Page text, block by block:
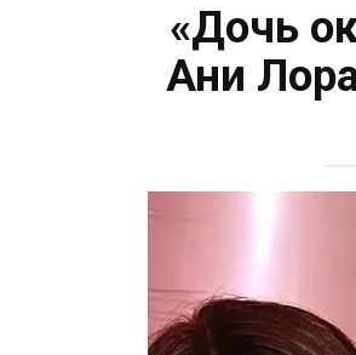
«Дочь
Ани